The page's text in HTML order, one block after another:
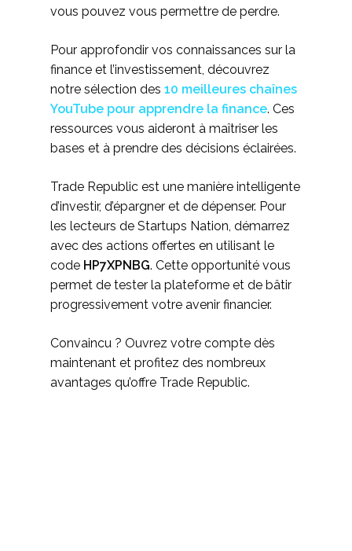
vous pouvez vous permettre de perdre.
Pour approfondir vos connaissances sur la
finance et l’investissement, découvrez
notre sélection des 10 meilleures chaînes
YouTube pour apprendre la finance. Ces
ressources vous aideront à maîtriser les
bases et à prendre des décisions éclairées.
Trade Republic est une manière intelligente
d’investir, d’épargner et de dépenser. Pour
les lecteurs de Startups Nation, démarrez
avec des actions offertes en utilisant le
code HP7XPNBG. Cette opportunité vous
permet de tester la plateforme et de bâtir
progressivement votre avenir financier.
Convaincu ? Ouvrez votre compte dès
maintenant et profitez des nombreux
avantages qu’offre Trade Republic.